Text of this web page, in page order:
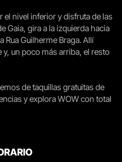
el nivel inferior y disfruta de las
Gaia, gira a la izquierda hacia
Rua Guilherme Braga. Allí
un poco más arriba, el resto
de taquillas gratuitas de
y explora WOW con total